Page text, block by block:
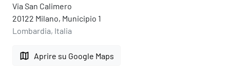
Via San Calimero
20122 Milano, Municipio 1
Lombardia, Italia
map Aprire su Google Maps